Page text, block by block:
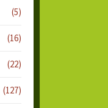
(5)
(16)
(22)
(127)